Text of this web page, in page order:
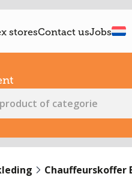
storesContact usJobs
Chauffeurskoffer